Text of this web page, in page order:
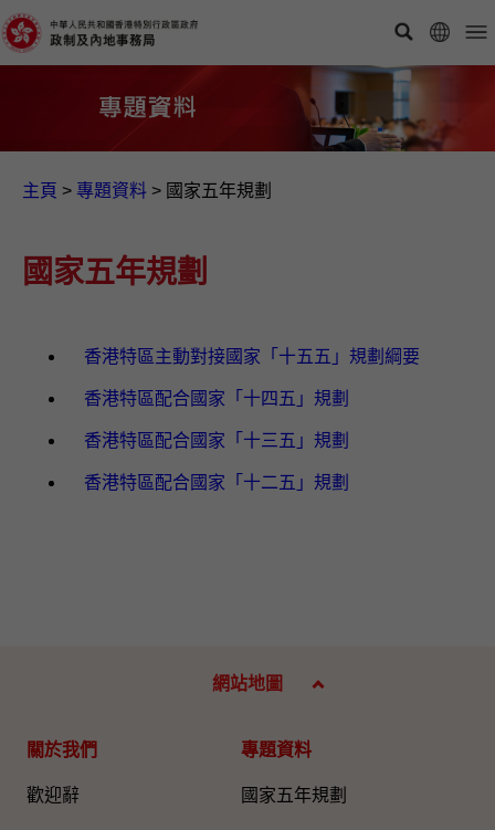
主頁 > 專題資料 > 國家五年規劃
國家五年規劃
香港特區主動對接國家「十五五」規劃綱要
香港特區配合國家「十四五」規劃
香港特區配合國家「十三五」規劃
香港特區配合國家「十二五」規劃
網站地圖
關於我們
歡迎辭
專題資料
國家五年規劃